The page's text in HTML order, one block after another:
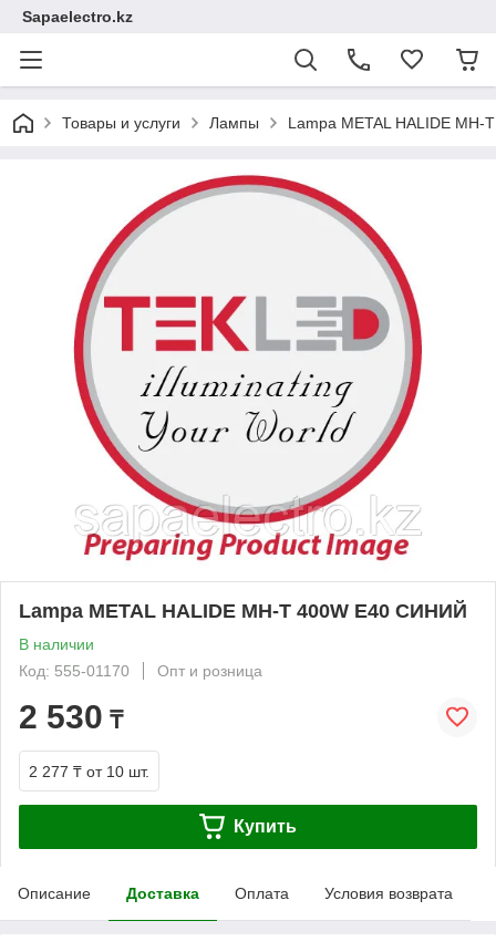
Sapaelectro.kz
Товары и услуги Лампы Lampa METAL HALIDE
Lampa METAL HALIDE MH-T 400W E40 СИНИЙ
В наличии
Код: 555-01170
Опт и розница
2 530 ₸
2 277 ₸ от 10 шт.
Купить
Описание Доставка Оплата Условия возврата